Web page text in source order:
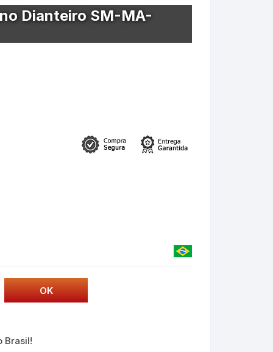
Dianteiro SM-MA-
Brasil!